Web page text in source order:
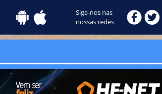
Siga-nos nas
nossas redes